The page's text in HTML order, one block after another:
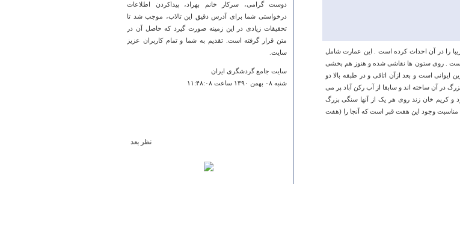
دوست گرامی، سرکار خانم بهراد، پیداکردن اطلاعات
درخواستی شما برای آدرس دقیق این تالاب، موجب شد تا
تحقیقات زیادی در این زمینه صورت گیرد که حاصل آن در
متن قرار گرفته است. تقدیم به شما و تمام کاربران عزیز
سایت.
سایت جامع گردشگری ایران
شنبه ۰۸ بهمن ۱۳۹۰ ساعت ۱۱:۴۸:۰۸
فوق العاده شهر زیبایی است
نظر بعد
را در آن احداث کرده است . این عمارت شامل
است . روی ستون ها نقاشی شده و هنوز هم بخشی
است و بعد ازآن اتاقی و در طبقه بالا دو
در آن ساخته اند و سابقا از آب رکن آباد پر می
کریم خان زند روی هر یک از آنها سنگی بزرگ
مناسبت وجود این هفت قبر است که آنجا را (هفت